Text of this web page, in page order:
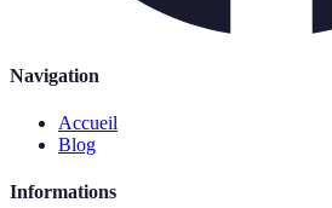
Navigation
Accueil
Blog
Informations